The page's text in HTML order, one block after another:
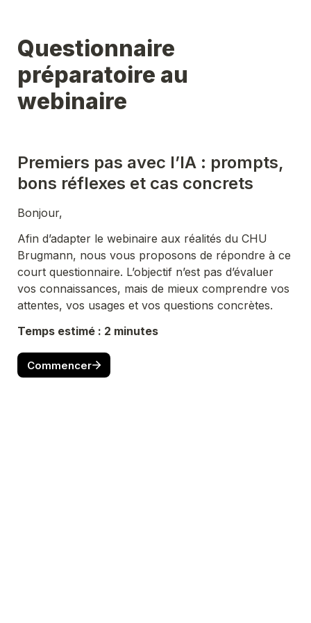
Questionnaire
préparatoire au
webinaire
Premiers pas avec l’IA : prompts,
bons réflexes et cas concrets
Bonjour,
Afin d’adapter le webinaire aux réalités du CHU
Brugmann, nous vous proposons de répondre à ce
court questionnaire. L’objectif n’est pas d’évaluer
vos connaissances, mais de mieux comprendre vos
attentes, vos usages et vos questions concrètes.
Temps estimé : 2 minutes
Commencer